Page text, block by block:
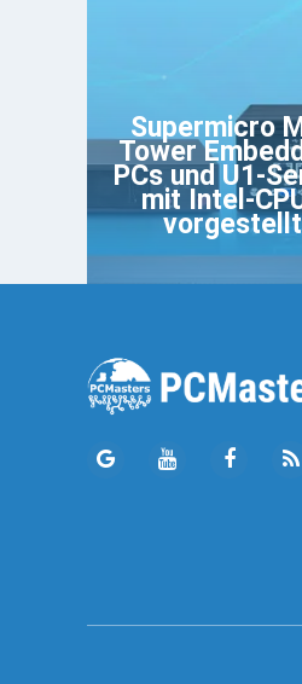
Supermicro
Tower
PCs und U1-
mit Intel-
vorgestellt